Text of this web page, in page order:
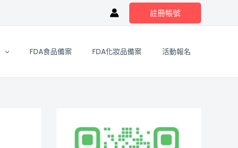
註冊帳號
FDA食品備案 FDA化妝品備案 活動報名